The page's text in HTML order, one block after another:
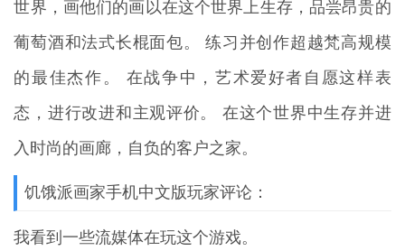
世界，画他们的画以在这个世界上生存，品尝昂贵的
葡萄酒和法式长棍面包。 练习并创作超越梵高规模
的最佳杰作。 在战争中，艺术爱好者自愿这样表
态，进行改进和主观评价。 在这个世界中生存并进
入时尚的画廊，自负的客户之家。
饥饿派画家手机中文版玩家评论：
我看到一些流媒体在玩这个游戏。